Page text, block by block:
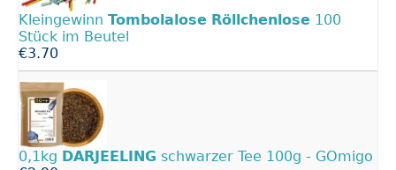
Kleingewinn Tombolalose Röllchenlose 100
Stück im Beutel
€3.70
0,1kg DARJEELING schwarzer Tee 100g - GOmigo